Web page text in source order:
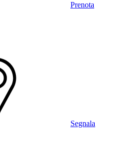
Prenota
Segnala